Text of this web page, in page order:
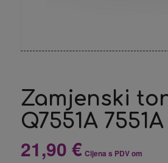
Zamjenski
Q7551A
21,90 € Cijena s PDV om